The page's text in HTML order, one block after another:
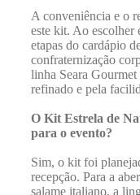
A conveniência e o
este kit. Ao escolher
etapas do cardápio
confraternização
linha Seara
refinado e pela
O Kit Estrela de
para o evento?
Sim, o kit foi
recepção. Para a
salame italiano, a